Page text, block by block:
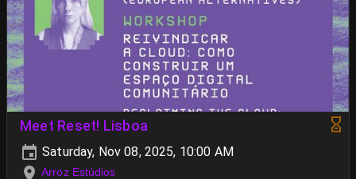
Meet Reset! Lisboa
Saturday, Nov 08, 2025, 10:00 AM
Arroz Estúdios